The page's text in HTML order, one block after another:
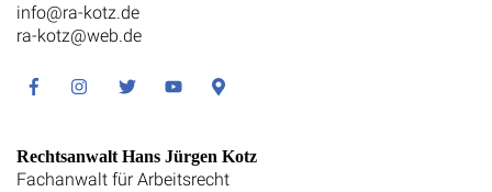
info@ra-kotz.de
ra-kotz@web.de
FacebookInstagramTwitter YoutubeGoogle
Rechtsanwalt Hans Jürgen Kotz
Fachanwalt für Arbeitsrecht